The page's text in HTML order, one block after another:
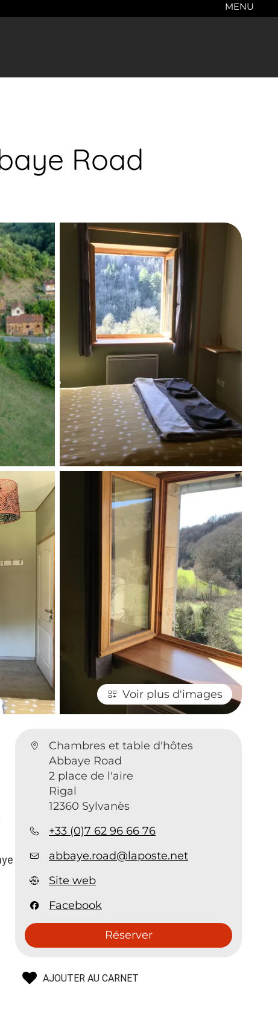
MENU
Road
Voir plus d'images
Chambres et table d'hôtes
Abbaye Road
2 place de l'aire
Rigal
12360 Sylvanès
+33 (0)7 62 96 66 76
abbaye.road@laposte.net
Site web
Facebook
Réserver
AJOUTER AU CARNET